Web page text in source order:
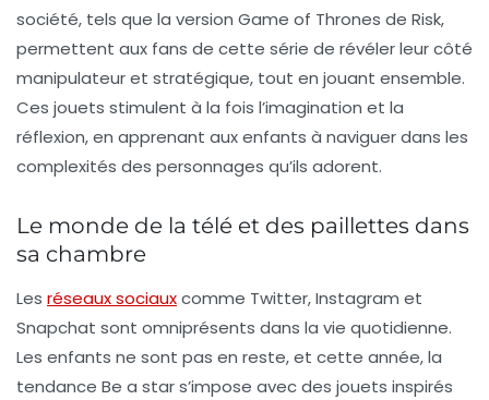
société, tels que la version Game of Thrones de Risk,
permettent aux fans de cette série de révéler leur côté
manipulateur et stratégique, tout en jouant ensemble.
Ces jouets stimulent à la fois l’imagination et la
réflexion, en apprenant aux enfants à naviguer dans les
complexités des personnages qu’ils adorent.
Le monde de la télé et des paillettes dans
sa chambre
Les réseaux sociauxcomme Twitter, Instagram et
Snapchat sont omniprésents dans la vie quotidienne.
Les enfants ne sont pas en reste, et cette année, la
tendance Be a stars’impose avec des jouets inspirés